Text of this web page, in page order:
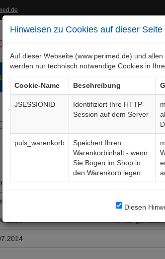
BogenFachgebiete Bogen-Gesamtübersicht
Hinweisen zu Cookies auf dieser Seite
Auf dieser Webseite (www.perimed.de) und
werden nur technisch notwendige Cookies in
Cookie-Name Beschreibung
JSESSIONID
Identifiziert Ihre HTTP-
Session auf dem Server
puls_warenkorb
Speichert Ihren
Warenkorbinhalt - wenn
Sie Bögen im Shop in
den Warenkorb legen
Diesen
Änderungstext
Turnus-gemäße